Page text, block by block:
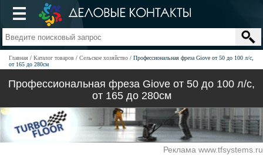
Главная Каталог товаров Сельское хозяйство
Профессиональная фреза Giove от 50 до 100 л/с,
от 165 до 280см
Профессиональная фреза Giove от 50 до 100 л/с,
от 165 до 280см
Реклама www.tfsystems.ru